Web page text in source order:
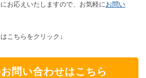
お応えいたしますので、お気軽にお問い
こちらをクリック↓
問い合わせはこちら